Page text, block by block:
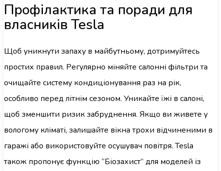
Профілактика та поради для
власників Tesla
Щоб уникнути запаху в майбутньому, дотримуйтесь
простих правил. Регулярно міняйте салонні фільтри та
очищайте систему кондиціонування раз на рік,
особливо перед літнім сезоном. Уникайте їжі в салоні,
щоб зменшити ризик забруднення. Якщо ви живете у
вологому кліматі, залишайте вікна трохи відчиненими в
гаражі або використовуйте осушувач повітря. Tesla
також пропонує функцію “Біозахист” для моделей із